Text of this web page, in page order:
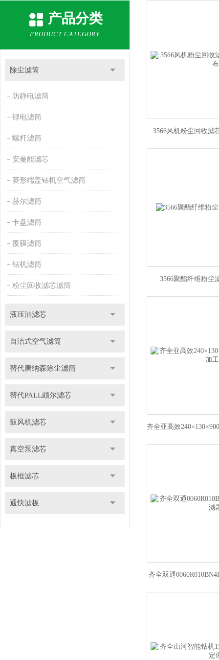
产品分类
PRODUCT CATEGORY
除尘滤筒
防静电滤筒
锂电滤筒
螺杆滤筒
安曼能滤芯
菱形端盖钻机空气滤筒
赫尔滤筒
卡盘滤筒
覆膜滤筒
钻机滤筒
粉尘回收滤芯滤筒
液压油滤芯
自洁式空气滤筒
替代唐纳森除尘滤筒
替代PALL颇尔滤芯
鼓风机滤芯
真空泵滤芯
板框滤芯
通快滤板
3566风机粉尘回收滤
3566聚酯纤维粉尘
齐全双通